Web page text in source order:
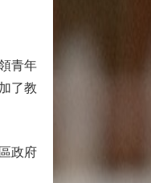
青年
了教
政府